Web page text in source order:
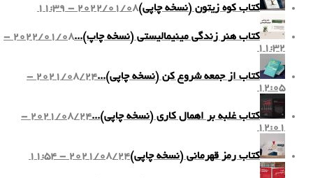
کتاب کوه زیتون (نسخه چاپی)2022/01/08 - 11:39
کتاب هنر زندگی مینیمالیستی (نسخه چاپ)...
2022/01/08 -
11:32
کتاب از جمعه شروع کن (نسخه چاپی)...
2021/08/24 -
12:05
کتاب غلبه بر اهمال کاری (نسخه چاپی)...
2021/08/24 -
12:01
کتاب رمز قهرمانی (نسخه چاپی)2021/08/24 - 11:54